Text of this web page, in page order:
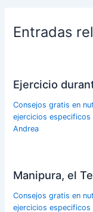
Entradas
Ejercicio
Consejos gratis en
ejercicios
Andrea
Manipura, el
Consejos gratis en
ejercicios